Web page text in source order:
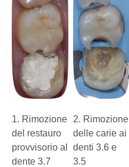
1. Rimozione
del restauro
provvisorio al
dente 3.7
2. Rimozione
delle carie ai
denti 3.6 e
3.5